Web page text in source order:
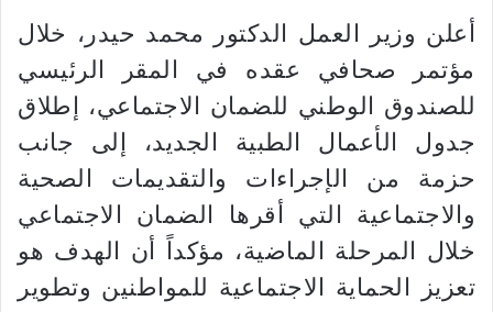
أعلن وزير العمل الدكتور محمد حيدر، خلال
مؤتمر صحافي عقده في المقر الرئيسي
للصندوق الوطني للضمان الاجتماعي، إطلاق
جدول الأعمال الطبية الجديد، إلى جانب
حزمة من الإجراءات والتقديمات الصحية
والاجتماعية التي أقرها الضمان الاجتماعي
خلال المرحلة الماضية، مؤكداً أن الهدف هو
تعزيز الحماية الاجتماعية للمواطنين وتطوير